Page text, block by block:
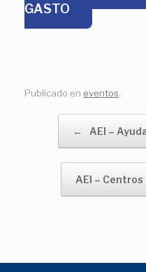
GASTO
Publicado en eventos.
← AEI –
AEI –